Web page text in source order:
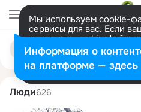
Мы используем cookie-
сервисы для вас. Если
настроить cookie-файлы
представитель. Больше
Разрешить все
Поиск
людям
yuliya savitskaya
Люди626
Информация о
на платформе — здесь